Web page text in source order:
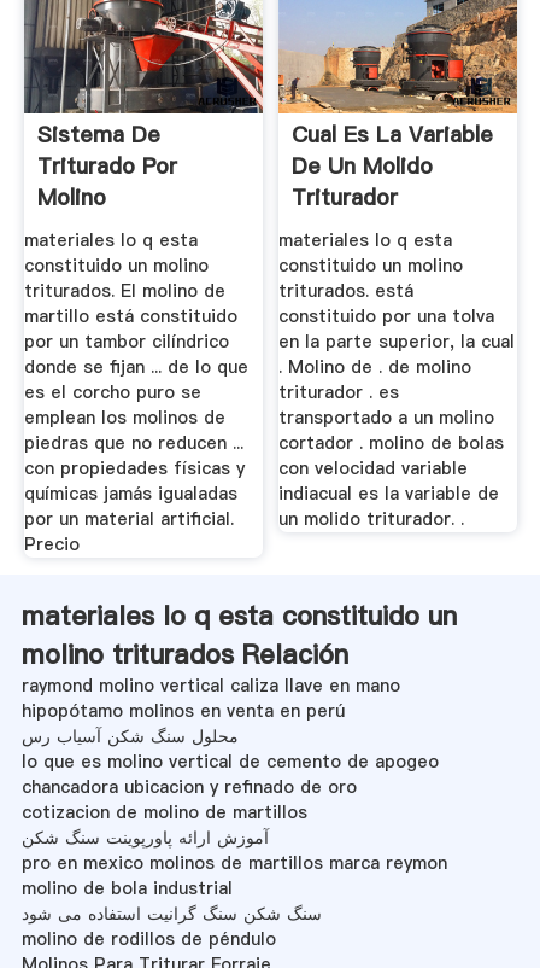
Sistema De
Triturado Por
Molino
materiales lo q esta
constituido un molino
triturados. El molino de
martillo está constituido
por un tambor cilíndrico
donde se fijan ... de lo que
es el corcho puro se
emplean los molinos de
piedras que no reducen ...
con propiedades físicas y
químicas jamás igualadas
por un material artificial.
Precio
Cual Es La Variable
De Un Molido
Triturador
materiales lo q esta
constituido un molino
triturados. está
constituido por una tolva
en la parte superior, la cual
. Molino de . de molino
triturador . es
transportado a un molino
cortador . molino de bolas
con velocidad variable
indiacual es la variable de
un molido triturador. .
materiales lo q esta constituido un
molino triturados Relación
raymond molino vertical caliza llave en mano
hipopótamo molinos en venta en perú
محلول سنگ شکن آسیاب رس
lo que es molino vertical de cemento de apogeo
chancadora ubicacion y refinado de oro
cotizacion de molino de martillos
آموزش ارائه پاورپوینت سنگ شکن
pro en mexico molinos de martillos marca reymon
molino de bola industrial
سنگ شکن سنگ گرانیت استفاده می شود
molino de rodillos de péndulo